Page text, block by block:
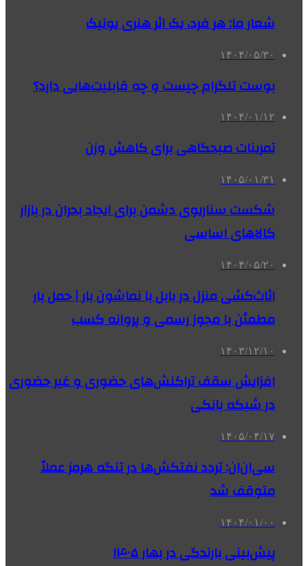
شعار ما: هر فرد، یک اثر هنری یونیک
۱۴۰۴/۰۵/۳۰
بوست تلگرام چیست و چه قابلیت‌هایی دارد؟
۱۴۰۴/۰۱/۱۲
تمرینات صبحگاهی برای کاهش وزن
۱۴۰۵/۰۱/۳۱
شکست سناریوی دشمن برای ایجاد بحران در بازار
کالاهای اساسی
۱۴۰۴/۰۵/۲۰
اثاث‌کشی منزل در بابل با نماشون بار | حمل بار
مطمئن با مجوز رسمی و پروانه کسب
۱۴۰۳/۱۲/۱۰
افزایش سقف تراکنش‌های حضوری و غیر حضوری
در شبکه بانکی
۱۴۰۵/۰۴/۱۷
سی‌ان‌ان: تردد نفتکش‌ها در تنگه هرمز عملاً
متوقف شد
۱۴۰۴/۰۱/۰۰
پیش‌بینی بارندگی در بهار ۱۴۰۵